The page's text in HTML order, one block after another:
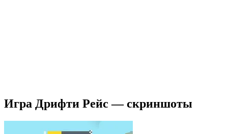
Игра Дрифти Рейс — скриншоты